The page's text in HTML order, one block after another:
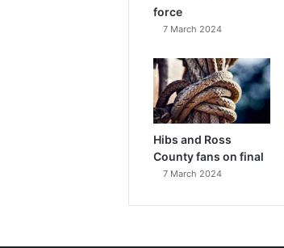
force
7 March 2024
Hibs and Ross
County fans on final
7 March 2024